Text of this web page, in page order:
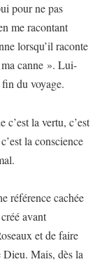
pour ne pas
me racontant
lorsqu’il raconte
canne ». Lui-
fin du voyage.
la vertu, c’est
la conscience
référence cachée
avant
et de faire
Dieu. Mais, dès la